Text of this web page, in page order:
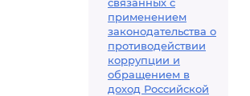
применением
законодательства о
противодействии
коррупции и
обращением в
доход Российской